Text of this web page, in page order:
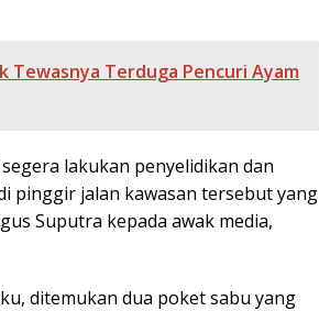
Tewasnya Terduga Pencuri Ayam
lakukan penyelidikan dan
pinggir jalan kawasan tersebut yang
Suputra kepada awak media,
ditemukan dua poket sabu yang